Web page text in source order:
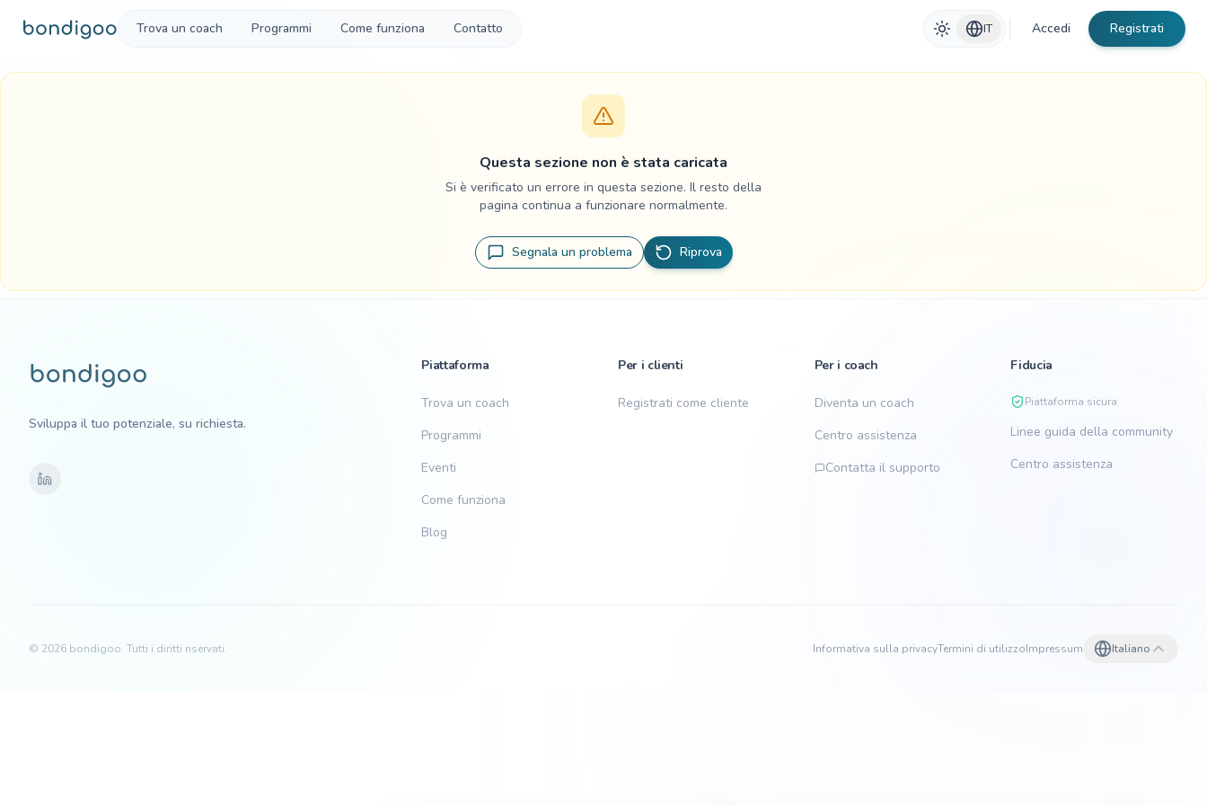
Trova un coach Programmi Come funziona Contatto IT Accedi Registrati
Questa sezione non è stata caricata
Si è verificato un errore in questa sezione. Il resto della
pagina continua a funzionare normalmente.
Segnala un problema Riprova
Sviluppa il tuo potenziale, su richiesta.
Piattaforma
Trova un coach
Programmi
Eventi
Come funziona
Blog
Per i clienti
Registrati come cliente
Per i coach
Diventa un coach
Centro assistenza
Contatta il supporto
Fiducia
Piattaforma sicura
Linee guida della community
Centro assistenza
© 2026 bondigoo. Tutti i diritti riservati. Informativa sulla privacyTermini di utilizzoImpressum Italiano